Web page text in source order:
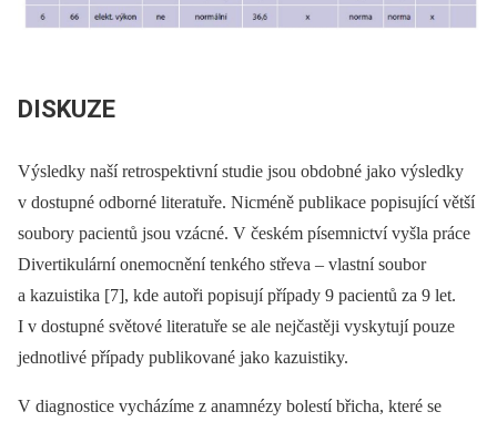
DISKUZE
Výsledky naší retrospektivní studie jsou obdobné jako výsledky
v dostupné odborné literatuře. Nicméně publikace popisující větší
soubory pacientů jsou vzácné. V českém písemnictví vyšla práce
Divertikulární onemocnění tenkého střeva –⁠ vlastní soubor
a kazuistika [7], kde autoři popisují případy 9 pacientů za 9 let.
I v dostupné světové literatuře se ale nejčastěji vyskytují pouze
jednotlivé případy publikované jako kazuistiky.
V diagnostice vycházíme z anamnézy bolestí břicha, které se